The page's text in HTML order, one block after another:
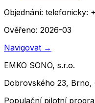
Objednání: telefonicky:
Ověřeno: 2026-03
Navigovat →
EMKO SONO, s.r.o.
Dobrovského 23, Brno,
Populační pilotní